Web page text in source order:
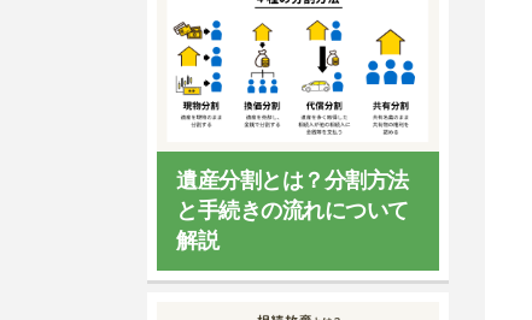
遺産分割とは？分割方法
と手続きの流れについて
解説